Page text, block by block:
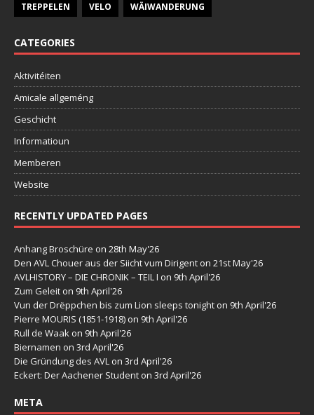
TREPPELEN VELO WÄIWANDERUNG
CATEGORIES
Aktivitéiten
Amicale allgeméng
Geschicht
Informatioun
Memberen
Website
RECENTLY UPDATED PAGES
Anhang Broschüre on 28th May'26
Den AVL Chouer aus der Siicht vum Dirigent on 21st May'26
AVLHISTORY – DIE CHRONIK – TEIL I on 9th April'26
Zum Geleit on 9th April'26
Vun der Drëppchen bis zum Lion sleeps tonight on 9th April'26
Pierre MOURIS (1851-1918) on 9th April'26
Rull de Waak on 9th April'26
Biernamen on 3rd April'26
Die Gründung des AVL on 3rd April'26
Eckert: Der Aachener Student on 3rd April'26
META